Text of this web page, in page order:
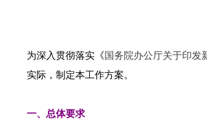
为深入贯彻落实《国务院办公厅关于印发
实际，制定本工作方案。
一、总体要求